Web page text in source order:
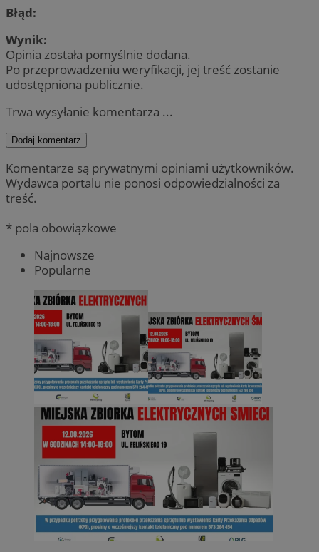
Błąd:
Wynik:
Opinia została pomyślnie dodana.
Po przeprowadzeniu weryfikacji, jej treść zostanie
udostępniona publicznie.
Trwa wysyłanie komentarza ...
Dodaj komentarz
Komentarze są prywatnymi opiniami użytkowników.
Wydawca portalu nie ponosi odpowiedzialności za
treść.
* pola obowiązkowe
Najnowsze
Popularne